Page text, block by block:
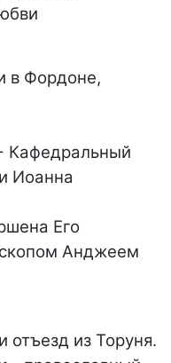
в Фордоне,
Кафедральный
Иоанна
Его
Анджеем
отъезд из Торуня.